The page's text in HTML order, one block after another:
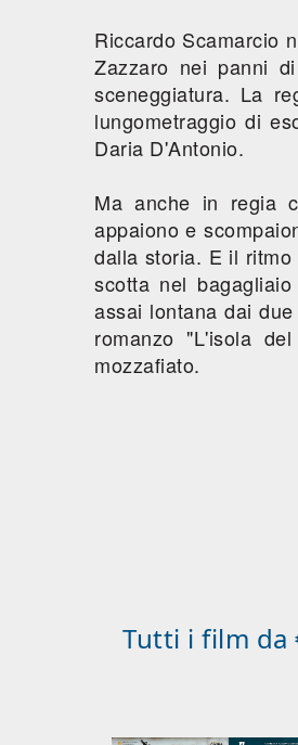
Riccardo Scamarcio
Zazzaro nei panni
sceneggiatura. La
lungometraggio di
Daria D'Antonio.
Ma anche in regia
appaiono e
dalla storia. E il
scotta nel
assai lontana dai
romanzo "L'isola
mozzafiato.
Tutti i film da